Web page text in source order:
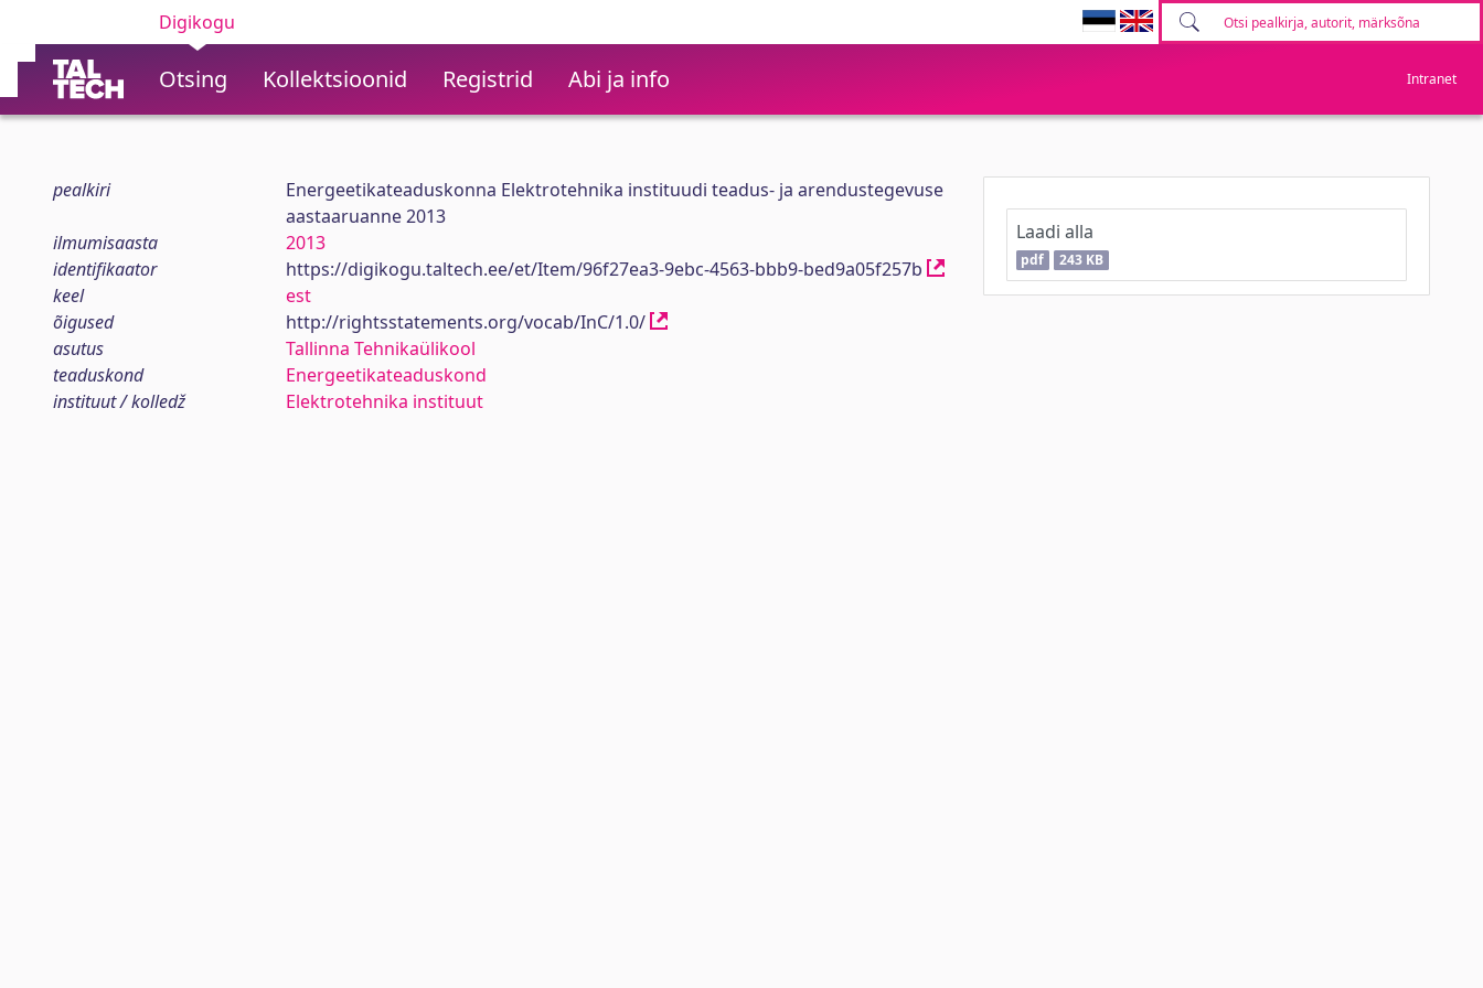
Digikogu
Otsing Kollektsioonid Registrid Abi ja info Intranet
pealkiri
Energeetikateaduskonna Elektrotehnika instituudi teadus- ja arendustegevuse
aastaaruanne 2013
ilmumisaasta
2013
identifikaator
https://digikogu.taltech.ee/et/Item/96f27ea3-9ebc-4563-bbb9-bed9a05f257b
keel
est
õigused
http://rightsstatements.org/vocab/InC/1.0/
asutus
Tallinna Tehnikaülikool
teaduskond
Energeetikateaduskond
instituut / kolledž
Elektrotehnika instituut
Laadi alla
pdf 243 KB